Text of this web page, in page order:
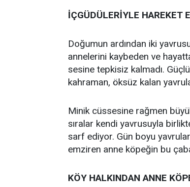
İÇGÜDÜLERİYLE HAREKET
Doğumun ardından iki
annelerini kaybeden ve
sesine tepkisiz kalmadı.
kahraman, öksüz kalan
Minik cüssesine rağmen
sıralar kendi yavrusuyla
sarf ediyor. Gün boyu
emziren anne köpeğin bu
KÖY HALKINDAN ANNE